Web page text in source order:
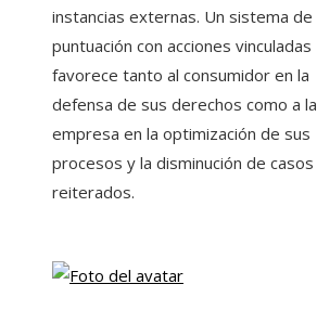
instancias externas. Un sistema de
puntuación con acciones vinculadas
favorece tanto al consumidor en la
defensa de sus derechos como a la
empresa en la optimización de sus
procesos y la disminución de casos
reiterados.